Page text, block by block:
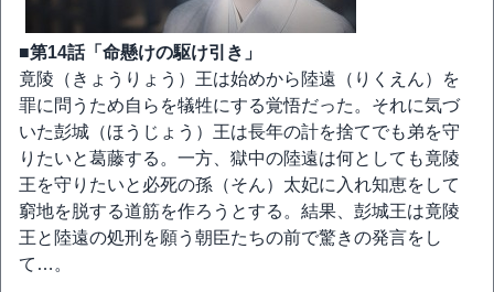
■第14話「命懸けの駆け引き」
竟陵（きょうりょう）王は始めから陸遠（りくえん）を
罪に問うため自らを犠牲にする覚悟だった。それに気づ
いた彭城（ほうじょう）王は長年の計を捨てでも弟を守
りたいと葛藤する。一方、獄中の陸遠は何としても竟陵
王を守りたいと必死の孫（そん）太妃に入れ知恵をして
窮地を脱する道筋を作ろうとする。結果、彭城王は竟陵
王と陸遠の処刑を願う朝臣たちの前で驚きの発言をし
て…。